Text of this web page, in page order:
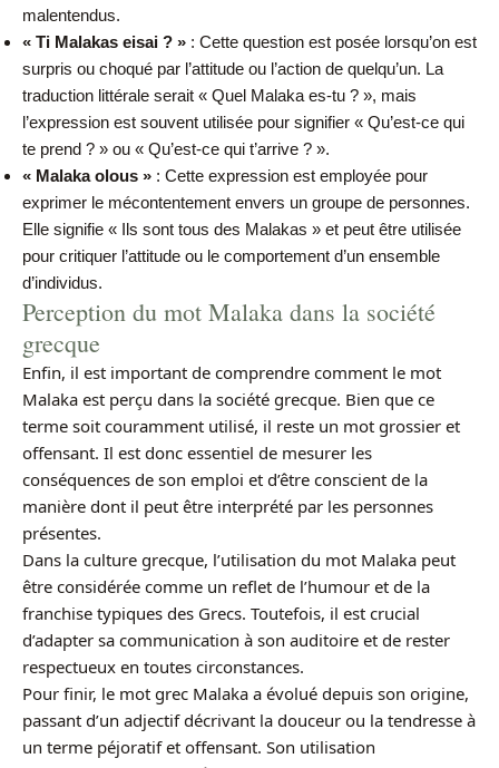
malentendus.
« Ti Malakas eisai ? » : Cette question est posée lorsqu’on est
surpris ou choqué par l’attitude ou l’action de quelqu’un. La
traduction littérale serait « Quel Malaka es-tu ? », mais
l’expression est souvent utilisée pour signifier « Qu’est-ce qui
te prend ? » ou « Qu’est-ce qui t’arrive ? ».
« Malaka olous » : Cette expression est employée pour
exprimer le mécontentement envers un groupe de personnes.
Elle signifie « Ils sont tous des Malakas » et peut être utilisée
pour critiquer l’attitude ou le comportement d’un ensemble
d’individus.
Perception du mot Malaka dans la société
grecque
Enfin, il est important de comprendre comment le mot
Malaka est perçu dans la société grecque. Bien que ce
terme soit couramment utilisé, il reste un mot grossier et
offensant. Il est donc essentiel de mesurer les
conséquences de son emploi et d’être conscient de la
manière dont il peut être interprété par les personnes
présentes.
Dans la culture grecque, l’utilisation du mot Malaka peut
être considérée comme un reflet de l’humour et de la
franchise typiques des Grecs. Toutefois, il est crucial
d’adapter sa communication à son auditoire et de rester
respectueux en toutes circonstances.
Pour finir, le mot grec Malaka a évolué depuis son origine,
passant d’un adjectif décrivant la douceur ou la tendresse à
un terme péjoratif et offensant. Son utilisation